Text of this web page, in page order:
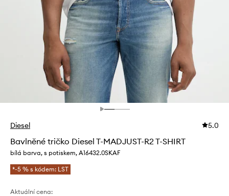
Diesel 5.0
Bavlněné tričko Diesel T-MADJUST-R2 T-SHIRT
bílá barva, s potiskem, A16432.0SKAF
*-5 % s kódem: LST
Aktuální cena: